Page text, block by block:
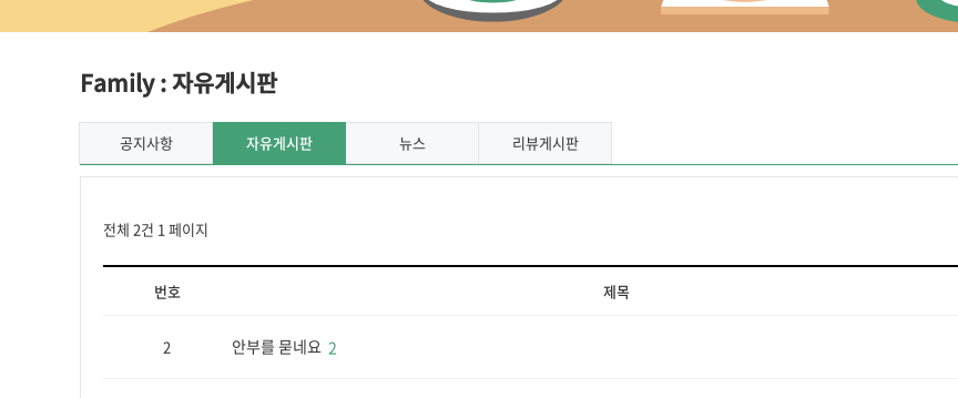
Family : 자유게시판
공지사항 자유게시판 뉴스 리뷰게시판
전체 2건 1 페이지
번호 제목
2 안부를 묻네요 2